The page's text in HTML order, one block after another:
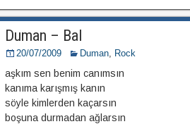
Duman – Bal
20/07/2009 Duman, Rock
aşkım sen benim canımsın
kanıma karışmış kanın
söyle kimlerden kaçarsın
boşuna durmadan ağlarsın